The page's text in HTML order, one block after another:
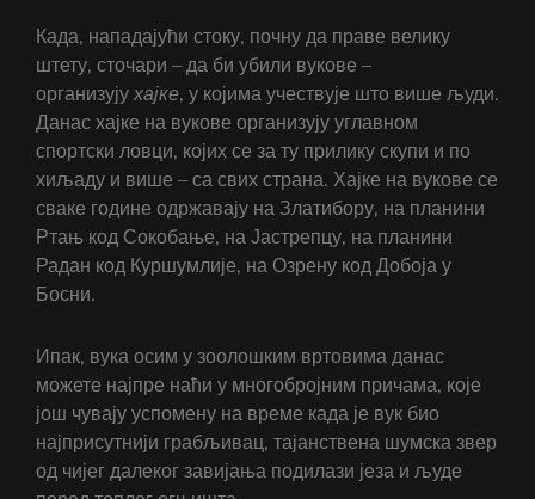
Када, нападајући стоку, почну да праве велику
штету, сточари – да би убили вукове –
организују хајке, у којима учествује што више људи.
Данас хајке на вукове организују углавном
спортски ловци, којих се за ту прилику скупи и по
хиљаду и више – са свих страна. Хајке на вукове се
сваке године одржавају на Златибору, на планини
Ртањ код Сокобање, на Јастрепцу, на планини
Радан код Куршумлије, на Озрену код Добоја у
Босни.
Ипак, вука осим у зоолошким вртовима данас
можете најпре наћи у многобројним причама, које
још чувају успомену на време када је вук био
најприсутнији грабљивац, тајанствена шумска звер
од чијег далеког завијања подилази језа и људе